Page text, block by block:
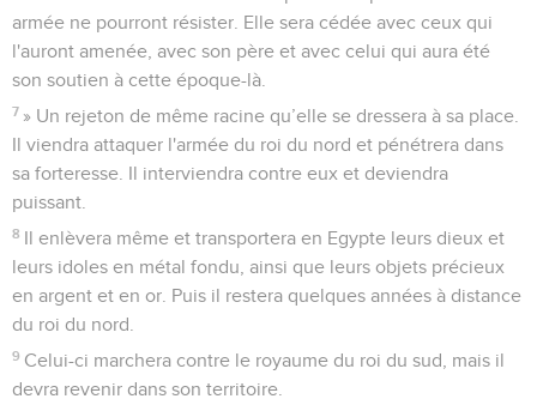
armée ne pourront résister. Elle sera cédée avec ceux qui
l'auront amenée, avec son père et avec celui qui aura été
son soutien à cette époque-là.
7 » Un rejeton de même racine qu’elle se dressera à sa place.
Il viendra attaquer l'armée du roi du nord et pénétrera dans
sa forteresse. Il interviendra contre eux et deviendra
puissant.
8
Il enlèvera même et transportera en Egypte leurs dieux et
leurs idoles en métal fondu, ainsi que leurs objets précieux
en argent et en or. Puis il restera quelques années à distance
du roi du nord.
9 Celui-ci marchera contre le royaume du roi du sud, mais il
devra revenir dans son territoire.